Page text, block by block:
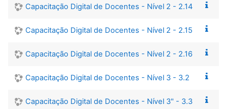
Capacitação Digital de Docentes - Nível 2 - 2.14
Capacitação Digital de Docentes - Nível 2 - 2.15
Capacitação Digital de Docentes - Nível 2 - 2.16
Capacitação Digital de Docentes - Nível 3 - 3.2
Capacitação Digital de Docentes - Nível 3" - 3.3